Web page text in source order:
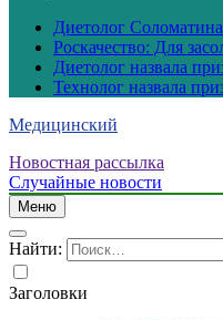
Диетолог
Роскачество: Для
Диетолог назвала
Технолог назвала
Медицинский
Новостная рассылка
Случайные новости
Меню
Найти:
Заголовки